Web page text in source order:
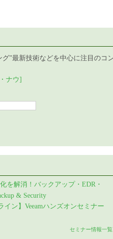
”最新技術などを中心に注目のコ
ナウ]
を解消！バックアップ・EDR・
& Security
イン】Veeamハンズオンセミナー
セミナー情報一覧